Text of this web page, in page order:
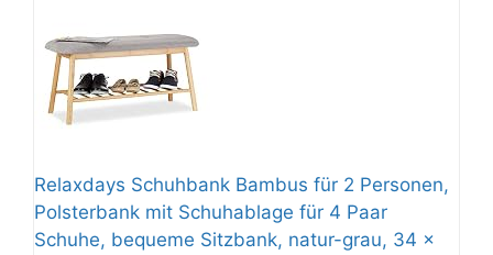
Relaxdays Schuhbank Bambus für 2 Personen,
Polsterbank mit Schuhablage für 4 Paar
Schuhe, bequeme Sitzbank, natur-grau, 34 x